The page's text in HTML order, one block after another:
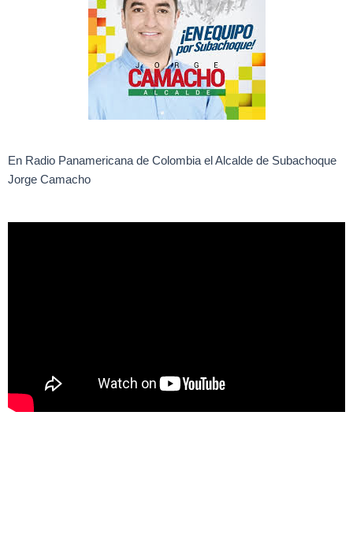
En Radio Panamericana de Colombia el Alcalde de Subachoque
Jorge Camacho